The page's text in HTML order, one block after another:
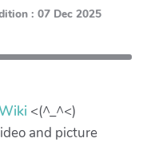
: 07 Dec 2025
<(^_^<)
and picture